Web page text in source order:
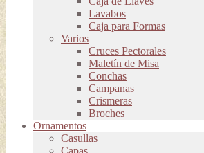
Lavabos
Caja para Formas
Varios
Cruces Pectorales
Maletín de Misa
Conchas
Campanas
Crismeras
Broches
Ornamentos
Casullas
Capas